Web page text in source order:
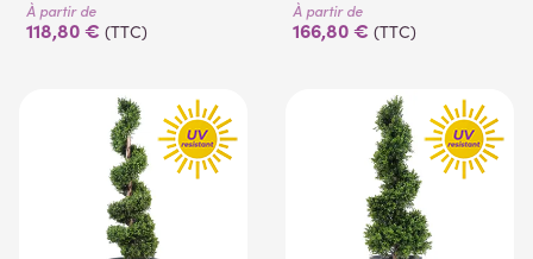
(4 avis)
À partir de
118,80 € (TTC)
(2 avis)
À partir de
166,80 € (TTC)